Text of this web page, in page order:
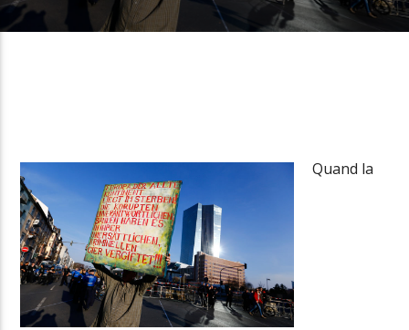
Radio Univers
Quand la